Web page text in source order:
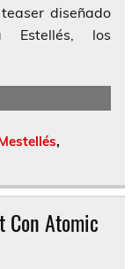
diseñado
Estellés, los
,
Con Atomic